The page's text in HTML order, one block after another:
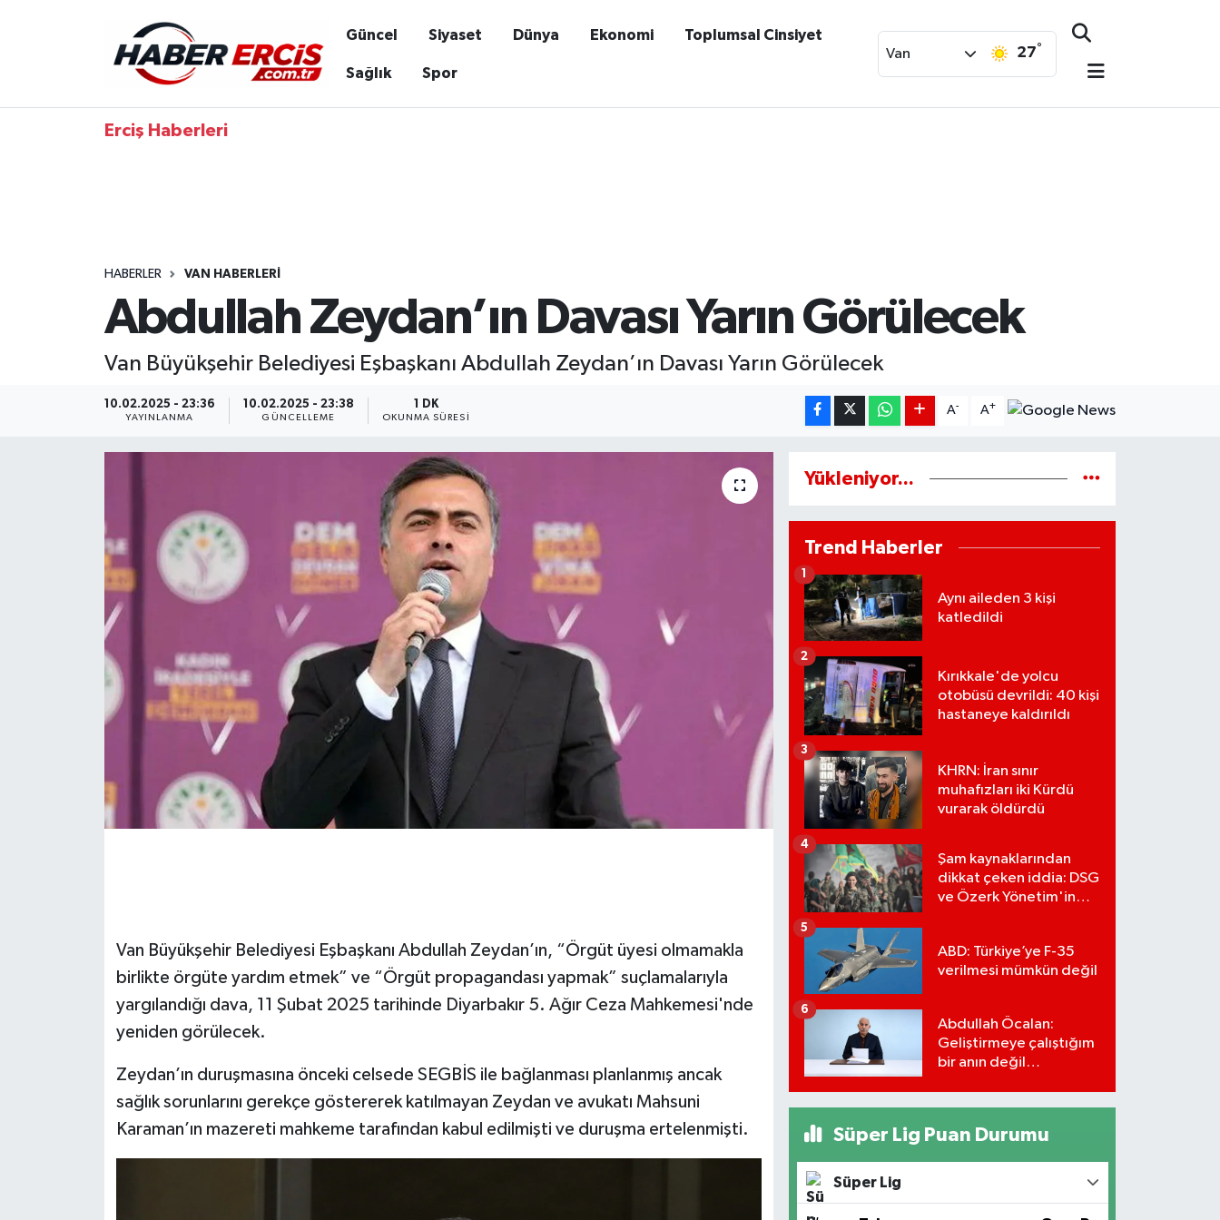
Güncel Siyaset Dünya Ekonomi Toplumsal Cinsiyet
Sağlık Spor
Van 27°
Erciş Haberleri
HABERLER VAN HABERLERI
Abdullah Zeydan’ın Davası Yarın Görülecek
Van Büyükşehir Belediyesi Eşbaşkanı Abdullah Zeydan’ın Davası Yarın Görülecek
10.02.2025 - 23:36
YAYINLANMA
10.02.2025 - 23:38
GÜNCELLEME
1 DK
OKUNMA SÜRESI
A- A+
Van Büyükşehir Belediyesi Eşbaşkanı Abdullah Zeydan’ın, “Örgüt üyesi olmamakla
birlikte örgüte yardım etmek” ve “Örgüt propagandası yapmak” suçlamalarıyla
yargılandığı dava, 11 Şubat 2025 tarihinde Diyarbakır 5. Ağır Ceza Mahkemesi'nde
yeniden görülecek.
Zeydan’ın duruşmasına önceki celsede SEGBİS ile bağlanması planlanmış ancak
sağlık sorunlarını gerekçe göstererek katılmayan Zeydan ve avukatı Mahsuni
Karaman’ın mazereti mahkeme tarafından kabul edilmişti ve duruşma ertelenmişti.
Yükleniyor...
Trend Haberler
Aynı aileden 3 kişi
katledildi
1
Kırıkkale'de yolcu
otobüsü devrildi: 40 kişi
hastaneye kaldırıldı
2
KHRN: İran sınır
muhafızları iki Kürdü
vurarak öldürdü
3
Şam kaynaklarından
dikkat çeken iddia: DSG
ve Özerk Yönetim'in
4
ABD: Türkiye’ye F-35
verilmesi mümkün değil
5
Abdullah Öcalan:
Geliştirmeye çalıştığım
bir anın değil
6
Süper Lig Puan Durumu
Süper Lig